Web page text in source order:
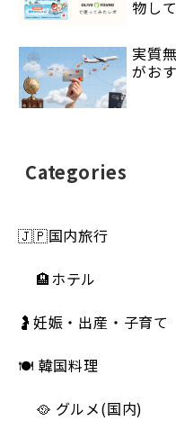
物し
実質
がお
Categories
🇯🇵国内旅行
🏨ホテル
🤰妊娠・出産・子育て
🍽 韓国料理
🥘 グルメ(国内)